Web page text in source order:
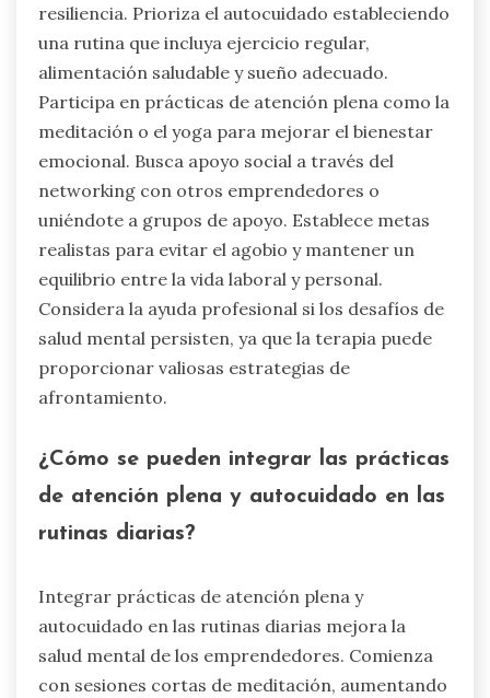
resiliencia. Prioriza el autocuidado estableciendo
una rutina que incluya ejercicio regular,
alimentación saludable y sueño adecuado.
Participa en prácticas de atención plena como la
meditación o el yoga para mejorar el bienestar
emocional. Busca apoyo social a través del
networking con otros emprendedores o
uniéndote a grupos de apoyo. Establece metas
realistas para evitar el agobio y mantener un
equilibrio entre la vida laboral y personal.
Considera la ayuda profesional si los desafíos de
salud mental persisten, ya que la terapia puede
proporcionar valiosas estrategias de
afrontamiento.
¿Cómo se pueden integrar las prácticas
de atención plena y autocuidado en las
rutinas diarias?
Integrar prácticas de atención plena y
autocuidado en las rutinas diarias mejora la
salud mental de los emprendedores. Comienza
con sesiones cortas de meditación, aumentando